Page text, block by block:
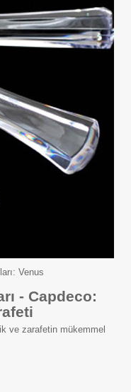
Venus
- Capdeco:
ve zarafetin mükemmel